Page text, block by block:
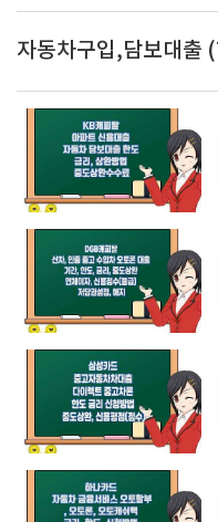
자동차구입,담보대출